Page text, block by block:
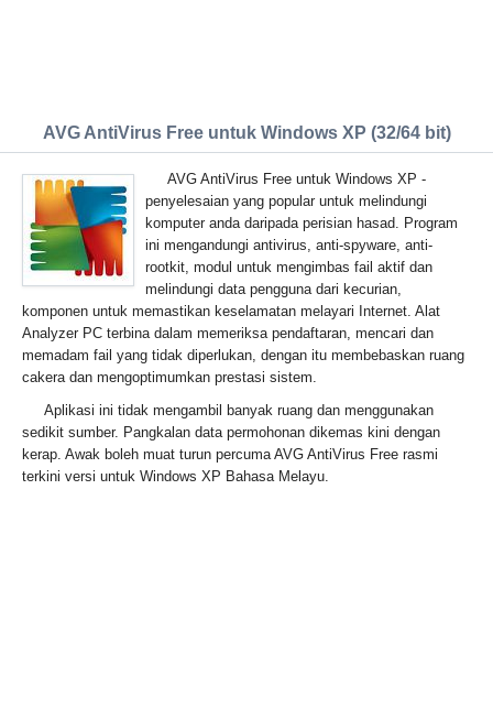
AVG AntiVirus Free untuk Windows XP (32/64 bit)
AVG AntiVirus Free untuk Windows XP -
penyelesaian yang popular untuk melindungi
komputer anda daripada perisian hasad. Program
ini mengandungi antivirus, anti-spyware, anti-
rootkit, modul untuk mengimbas fail aktif dan
melindungi data pengguna dari kecurian,
komponen untuk memastikan keselamatan melayari Internet. Alat
Analyzer PC terbina dalam memeriksa pendaftaran, mencari dan
memadam fail yang tidak diperlukan, dengan itu membebaskan ruang
cakera dan mengoptimumkan prestasi sistem.
Aplikasi ini tidak mengambil banyak ruang dan menggunakan
sedikit sumber. Pangkalan data permohonan dikemas kini dengan
kerap. Awak boleh muat turun percuma AVG AntiVirus Free rasmi
terkini versi untuk Windows XP Bahasa Melayu.